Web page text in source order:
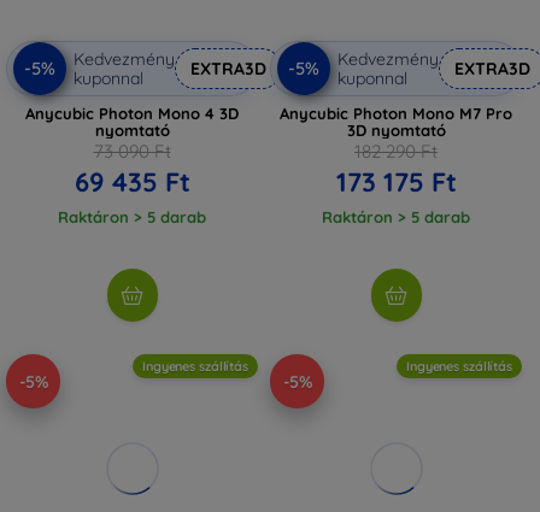
-5%
Kedvezmény
kuponnal
EXTRA3D
Anycubic Photon Mono 4 3D
nyomtató
73 090 Ft
69 435 Ft
Raktáron > 5 darab
-5%
Kedvezmény
kuponnal
EXTRA3D
Anycubic Photon Mono M7 Pro
3D nyomtató
182 290 Ft
173 175 Ft
Raktáron > 5 darab
-5%
Ingyenes szállítás
-5%
Ingyenes szállítás